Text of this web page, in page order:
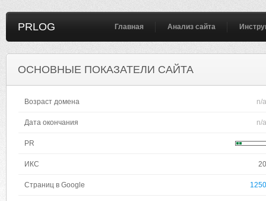
PRLOG Главная Анализ сайта
ОСНОВНЫЕ ПОКАЗАТЕЛИ САЙТА
Возраст домена n/a
Дата окончания n/a
PR
ИКС 20
Страниц в Google 1250